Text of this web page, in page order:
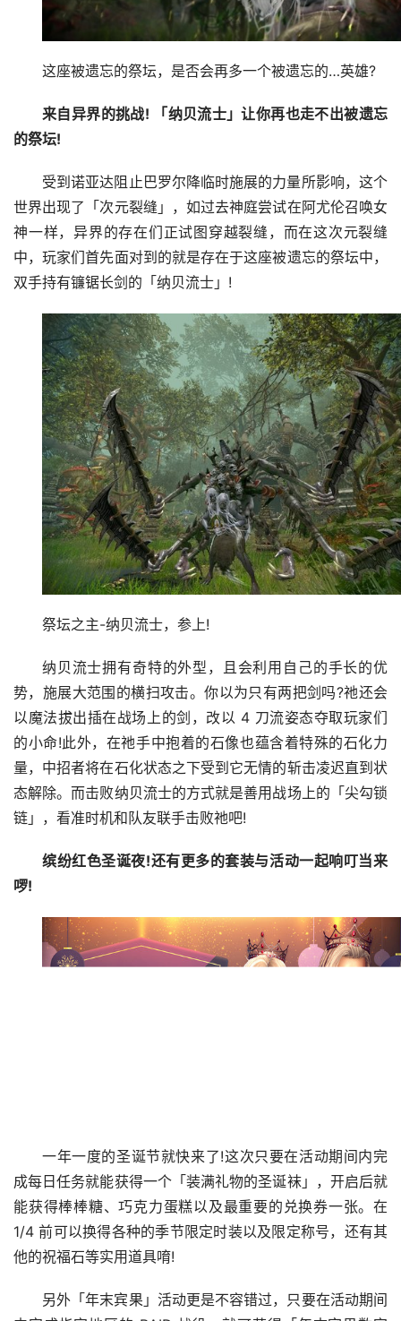
这座被遗忘的祭坛，是否会再多一个被遗忘的…英雄?
来自异界的挑战! 「纳贝流士」让你再也走不出被遗忘
的祭坛!
受到诺亚达阻止巴罗尔降临时施展的力量所影响，这个
世界出现了「次元裂缝」，如过去神庭尝试在阿尤伦召唤女
神一样，异界的存在们正试图穿越裂缝，而在这次元裂缝
中，玩家们首先面对到的就是存在于这座被遗忘的祭坛中，
双手持有镰锯长剑的「纳贝流士」!
祭坛之主-纳贝流士，参上!
纳贝流士拥有奇特的外型，且会利用自己的手长的优
势，施展大范围的横扫攻击。你以为只有两把剑吗?祂还会
以魔法拔出插在战场上的剑，改以 4 刀流姿态夺取玩家们
的小命!此外，在祂手中抱着的石像也蕴含着特殊的石化力
量，中招者将在石化状态之下受到它无情的斩击凌迟直到状
态解除。而击败纳贝流士的方式就是善用战场上的「尖勾锁
链」，看准时机和队友联手击败祂吧!
缤纷红色圣诞夜!还有更多的套装与活动一起响叮当来
啰!
一年一度的圣诞节就快来了!这次只要在活动期间内完
成每日任务就能获得一个「装满礼物的圣诞袜」，开启后就
能获得棒棒糖、巧克力蛋糕以及最重要的兑换券一张。在
1/4 前可以换得各种的季节限定时装以及限定称号，还有其
他的祝福石等实用道具唷!
另外「年末宾果」活动更是不容错过，只要在活动期间